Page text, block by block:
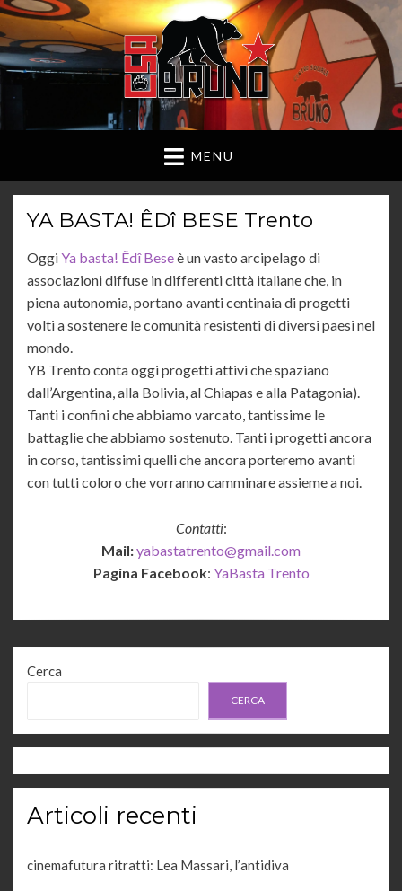
MENU
YA BASTA! ÊDî BESE Trento
OggiYa basta! Êdî Beseè un vasto arcipelago di
associazioni diffuse in differenti città italiane che, in
piena autonomia, portano avanti centinaia di progetti
volti a sostenere le comunità resistenti di diversi paesi nel
mondo.
YB Trento conta oggi progetti attivi che spaziano
dall’Argentina, alla Bolivia, al Chiapas e alla Patagonia).
Tanti i confini che abbiamo varcato, tantissime le
battaglie che abbiamo sostenuto. Tanti i progetti ancora
in corso, tantissimi quelli che ancora porteremo avanti
con tutti coloro che vorranno camminare assieme a noi.
Contatti:
Mail:yabastatrento@gmail.com
Pagina Facebook: YaBasta Trento
Cerca
CERCA
Articoli recenti
cinemafutura ritratti: Lea Massari, l’antidiva